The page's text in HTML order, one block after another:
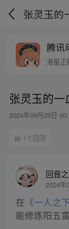
张灵玉的
腾讯
海量正
张灵玉的一
2024年09月25日
1个回答
回音
2024年
在 《一人之
能修炼阳五